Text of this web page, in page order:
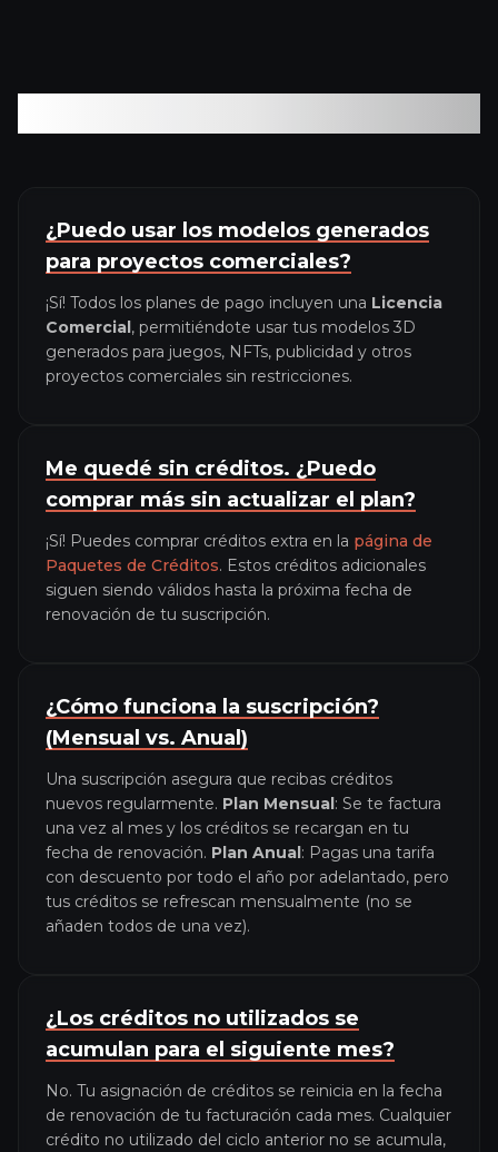
¿Puedo usar los modelos generados
para proyectos comerciales?
¡Sí! Todos los planes de pago incluyen una Licencia
Comercial, permitiéndote usar tus modelos 3D
generados para juegos, NFTs, publicidad y otros
proyectos comerciales sin restricciones.
Me quedé sin créditos. ¿Puedo
comprar más sin actualizar el plan?
¡Sí! Puedes comprar créditos extra en la página de
Paquetes de Créditos. Estos créditos adicionales
siguen siendo válidos hasta la próxima fecha de
renovación de tu suscripción.
¿Cómo funciona la suscripción?
(Mensual vs. Anual)
Una suscripción asegura que recibas créditos
nuevos regularmente. Plan Mensual: Se te factura
una vez al mes y los créditos se recargan en tu
fecha de renovación. Plan Anual: Pagas una tarifa
con descuento por todo el año por adelantado, pero
tus créditos se refrescan mensualmente (no se
añaden todos de una vez).
¿Los créditos no utilizados se
acumulan para el siguiente mes?
No. Tu asignación de créditos se reinicia en la fecha
de renovación de tu facturación cada mes. Cualquier
crédito no utilizado del ciclo anterior no se acumula,